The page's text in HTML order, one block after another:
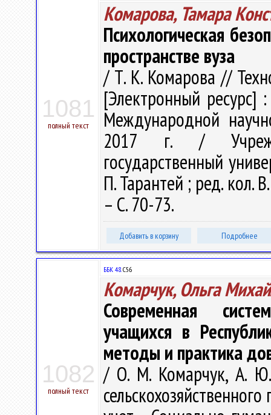
1081
полный текст
Комарова, Тамара
Психологическая
пространстве вуза
/ Т. К. Комарова //
[Электронный ресурс]
Международной
2017 г. /
государственный
П. Тарантей ; ред. кол.
– С. 70-73.
Добавить в корзину Подробнее
1082
полный текст
ББК 48.С56
Комарчук, Ольга
Современная
учащихся в
методы и практика
/ О. М. Комарчук, А. Ю.